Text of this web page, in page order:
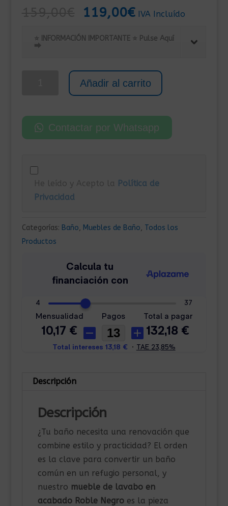
El
original
159,00€.
119,00€El
actual
119,00€.
IVA Incluído
⭐ INFORMACIÓN IMPORTANTE ⭐ Pulse Aquí
⮕
con
Cajones
Roble
Negro
cantidad
Añadir al carrito
Contactar por Whatsapp
He leído y Acepto la Política de
Privacidad
Categorías: Baño, Muebles de Baño, Todos los
Productos
Descripción
Descripción
¿Tu baño necesita una renovación que
combine estilo y practicidad? El orden
es la clave para convertir un baño
común en un refugio personal, y
nuestro mueble de lavabo en
acabado Roble Negroes la pieza